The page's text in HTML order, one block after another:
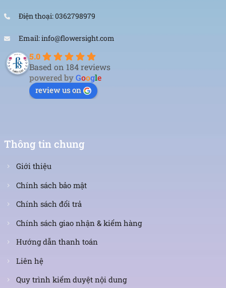
Điện thoại: 0362798979
Email: info@flowersight.com
5.0
Based on 184 reviews
powered byGoogle
review us on
Thông tin chung
Giới thiệu
Chính sách bảo mật
Chính sách đổi trả
Chính sách giao nhận & kiểm hàng
Hướng dẫn thanh toán
Liên hệ
Quy trình kiểm duyệt nội dung